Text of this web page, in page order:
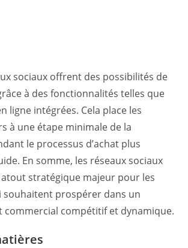
sociaux offrent des possibilités de
à des fonctionnalités telles que
ligne intégrées. Cela place les
à une étape minimale de la
le processus d’achat plus
En somme, les réseaux sociaux
stratégique majeur pour les
souhaitent prospérer dans un
commercial compétitif et dynamique.